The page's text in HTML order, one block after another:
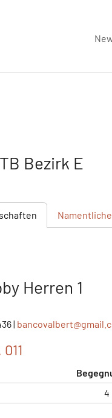
Bezirk E
Namentliche
Herren 1
| bancovalbert@
4